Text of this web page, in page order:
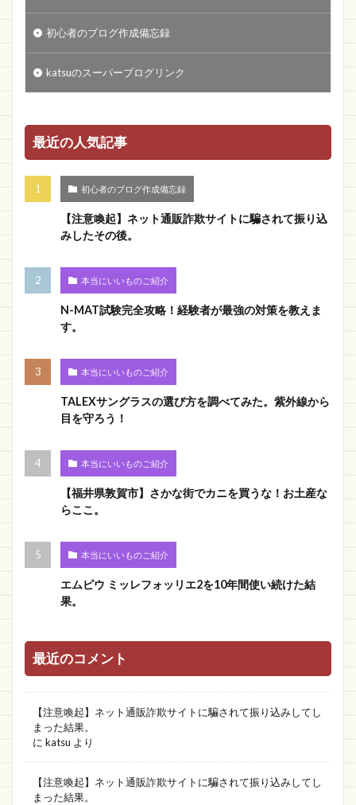
初心者のブログ作成備忘録
katsuのスーパーブログリンク
最近の人気記事
初心者のブログ作成備忘録
【注意喚起】ネット通販詐欺サイトに騙されて振り込
みしたその後。
本当にいいものご紹介
N-MAT試験完全攻略！経験者が最強の対策を教えま
す。
本当にいいものご紹介
TALEXサングラスの選び方を調べてみた。紫外線から
目を守ろう！
本当にいいものご紹介
【福井県敦賀市】さかな街でカニを買うな！お土産な
らここ。
本当にいいものご紹介
エムピウ ミッレフォッリエ2を10年間使い続けた結
果。
最近のコメント
【注意喚起】ネット通販詐欺サイトに騙されて振り込みしてし
まった結果。
に katsu より
【注意喚起】ネット通販詐欺サイトに騙されて振り込みしてし
まった結果。